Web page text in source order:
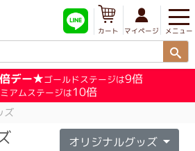
メニュー
マイページ
カート
デー★ゴールドステージは9倍
アムステージは10倍
ズ
オリジナルグッズ